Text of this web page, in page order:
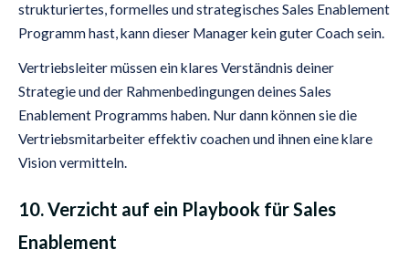
strukturiertes, formelles und strategisches Sales Enablement
Programm hast, kann dieser Manager kein guter Coach sein.
Vertriebsleiter müssen ein klares Verständnis deiner
Strategie und der Rahmenbedingungen deines Sales
Enablement Programms haben. Nur dann können sie die
Vertriebsmitarbeiter effektiv coachen und ihnen eine klare
Vision vermitteln.
10. Verzicht auf ein Playbook für Sales
Enablement